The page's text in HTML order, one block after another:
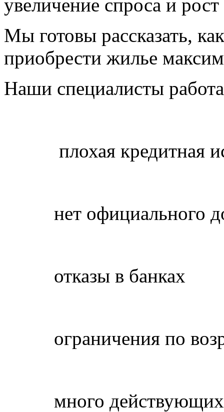
увеличение спроса и
Мы готовы рассказать,
приобрести жилье
Наши специалисты
плохая кредитная
нет официального
отказы в банках
ограничения по
много